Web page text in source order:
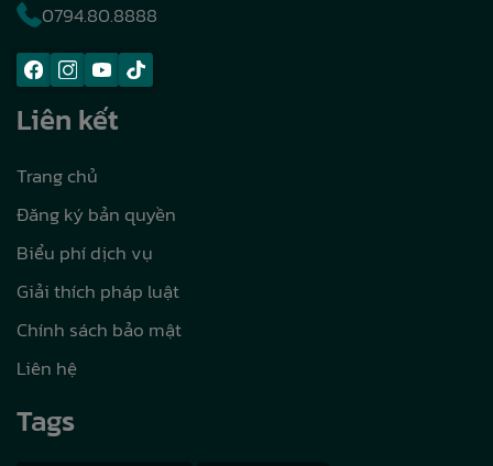
0794.80.8888
Liên kết
Trang chủ
Đăng ký bản quyền
Biểu phí dịch vụ
Giải thích pháp luật
Chính sách bảo mật
Liên hệ
Tags